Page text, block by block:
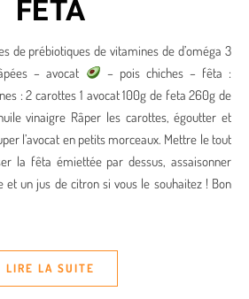
FETA
de prébiotiques de vitamines de d’oméga 3
– avocat
– pois chiches – fêta :
: 2 carottes 1 avocat 100g de feta 260g de
vinaigre Râper les carottes, égoutter et
l’avocat en petits morceaux. Mettre le tout
la fêta émiettée par dessus, assaisonner
et un jus de citron si vous le souhaitez ! Bon
LIRE LA SUITE